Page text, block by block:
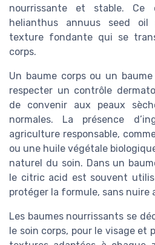
nourrissante et stable.
helianthus annuus seed oil
texture fondante qui se
corps.
Un baume corps ou un
respecter un contrôle
de convenir aux peaux
normales. La présence
agriculture responsable,
ou une huile végétale
naturel du soin. Dans un
le citric acid est souvent
protéger la formule, sans nuire
Les baumes nourrissants se
le soin corps, pour le visage et